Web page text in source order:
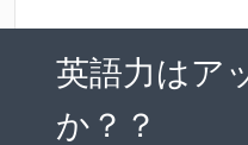
英語力はア
か？？